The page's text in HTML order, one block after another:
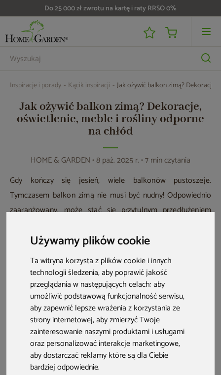
Używamy plików cookie
Ta witryna korzysta z plików cookie i innych
technologii śledzenia, aby poprawić jakość
przeglądania w następujących celach:aby
umożliwić podstawową funkcjonalność serwisu,
aby zapewnić lepsze wrażenia z korzystania ze
strony internetowej,aby zmierzyć Twoje
zainteresowanie naszymi produktami i usługami
oraz personalizować interakcje marketingowe,
aby dostarczać reklamy które są dla Ciebie
bardziej odpowiednie.
Do 25 000 zł zwrotu na kartę i raty RRSO 0%
Inspiracje i porady Kącik inspiracji Jak ożywić balkon zimą? Dekoracje,
Jak ożywić balkon zimą? Dekoracje,
oświetlenie, meble i rośliny odporne
na chłód
HOME & GARDEN• 8 paź. 2025 r. • 7 min czytania
Gdy kończy się jesień, wiele balkonów pustoszeje.
Tymczasem balkon zimą nie musi być nudny! Odpowiednio
zaaranżowany, może stać się przytulnym przedłużeniem
ożywić balkon zimą!